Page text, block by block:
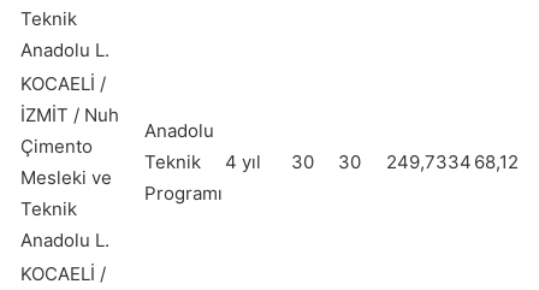
Teknik
Anadolu L.
KOCAELİ /
İZMİT / Nuh
Çimento
Mesleki ve
Teknik
Anadolu L.
Anadolu
Teknik
Programı
4 yıl 30 30 249,7334 68,12
KOCAELİ /